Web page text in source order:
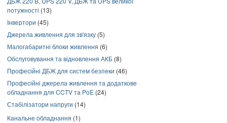
потужності (13)
Інвертори (45)
Джерела живлення для зв'язку (5)
Малогабаритні блоки живлення (6)
Обслуговування та відновлення АКБ (8)
Професійні ДБЖ для систем безпеки (46)
Професійні джерела живлення та додаткове
обладнання для CCTV та PoE (24)
Стабілізатори напруги (14)
Канальне обладнання (1)